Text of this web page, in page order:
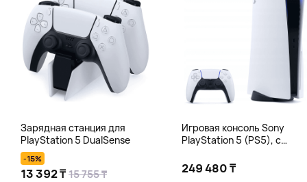
Зарядная станция для
PlayStation 5 DualSense
-15%
13 392 ₸ 15 755 ₸
Игровая консоль Sony
PlayStation 5 (PS5), с
249 480 ₸